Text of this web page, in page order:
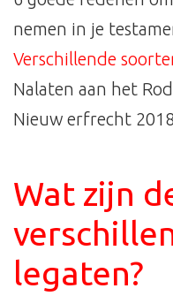
nemen in je
Verschillende
Nalaten aan het
Nieuw erfrecht 2018
Wat zijn
legaten?